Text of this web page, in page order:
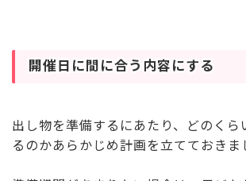
開催日に間に合う内容にする
出し物を準備するにあたり、どのくら
るのかあらかじめ計画を立てておきま